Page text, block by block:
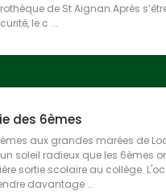
de St Aignan.Après
le c ...
des 6èmes
aux grandes marées
soleil radieux que les 6èmes
sortie scolaire au collège.
davantage ...